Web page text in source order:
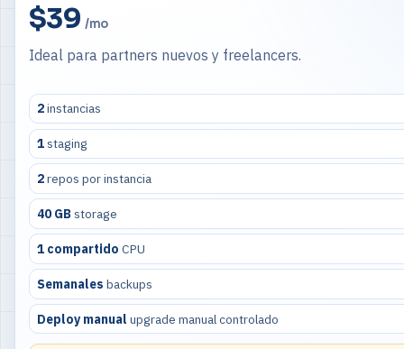
$39 /mo
Ideal para partners nuevos y freelancers.
2instancias
1staging
2repos por instancia
40 GB storage
1 compartido CPU
Semanales backups
Deploy manual upgrade manual controlado